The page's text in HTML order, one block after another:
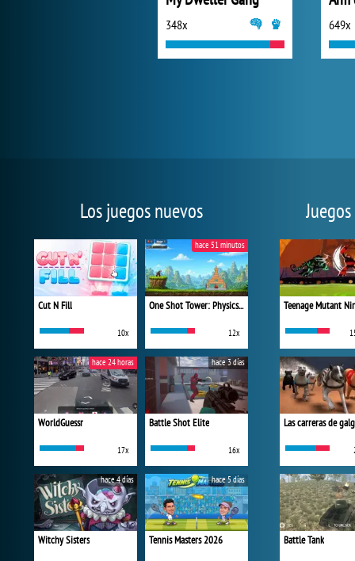
348x 649x
Los juegos nuevos
Cut N Fill
10x
One Shot Tower: Physics Destroyer
12x
hace 51 minutos
WorldGuessr
17x
hace 24 horas
Battle Shot Elite
16x
hace 3 días
Witchy Sisters
hace 4 días
Tennis Masters 2026
hace 5 días
Las carreras de
Battle Tank